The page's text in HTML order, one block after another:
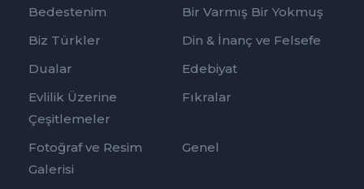
Bedestenim
Bir Varmış Bir Yokmuş
Biz Türkler
Din & İnanç ve Felsefe
Dualar
Edebiyat
Evlilik Üzerine
Çeşitlemeler
Fıkralar
Fotoğraf ve Resim
Galerisi
Genel